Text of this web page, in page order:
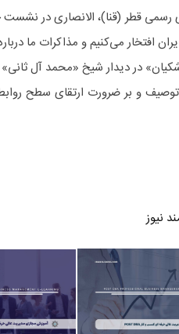
رسمی قطر (قنا)، الانصاری در
افتخار می‌کنیم و مذاکرات ما
در دیدار شیخ «محمد آل
و بر ضرورت ارتقای سطح
نیوز